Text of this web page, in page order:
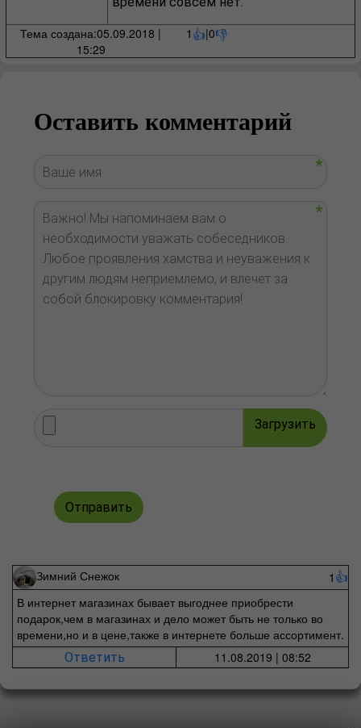
Тема создана:05.09.2018 |
15:29
1 👍|0👎
Оставить комментарий
Загрузить
Отправить
Зимний Снежок 1 👍
В интернет магазинах бывает выгоднее приобрести
подарок,чем в магазинах и дело может быть не только во
времени,но и в цене,также в интернете больше ассортимент.
Ответить 11.08.2019 | 08:52